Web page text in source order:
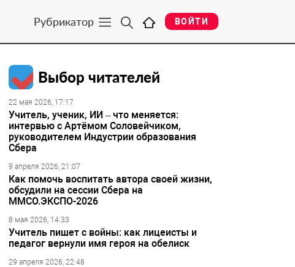
Рубрикатор ВОЙТИ
Выбор читателей
22 мая 2026, 17:17
Учитель, ученик, ИИ – что меняется:
интервью с Артёмом Соловейчиком,
руководителем Индустрии образования
Сбера
9 апреля 2026, 21:07
Как помочь воспитать автора своей жизни,
обсудили на сессии Сбера на
ММСО.ЭКСПО-2026
8 мая 2026, 14:33
Учитель пишет с войны: как лицеисты и
педагог вернули имя героя на обелиск
29 апреля 2026, 22:48